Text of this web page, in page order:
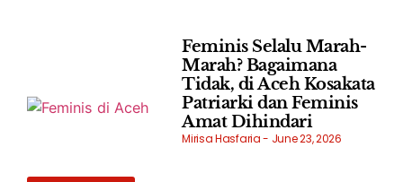
Feminis Selalu Marah-
Marah? Bagaimana
Tidak, di Aceh Kosakata
Patriarki dan Feminis
Amat Dihindari
Mirisa Hasfaria June 23, 2026